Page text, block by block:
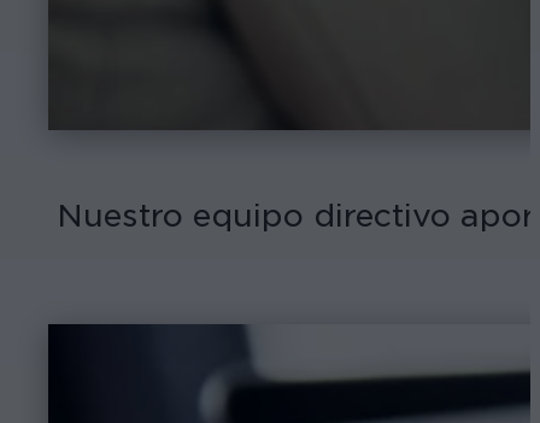
Nuestro equipo directivo